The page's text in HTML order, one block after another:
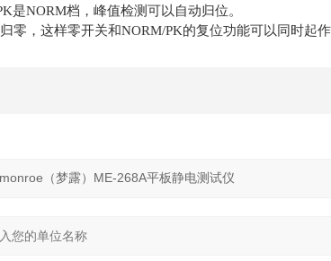
是NORM档，峰值检测可以自动归位。
零，这样零开关和NORM/PK的复位功能可以同时起作